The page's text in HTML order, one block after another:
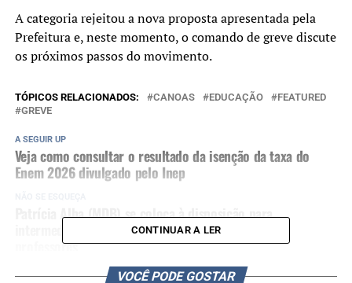
A categoria rejeitou a nova proposta apresentada pela
Prefeitura e, neste momento, o comando de greve discute
os próximos passos do movimento.
TÓPICOS RELACIONADOS: CANOAS EDUCAÇÃO
FEATURED
GREVE
A SEGUIR UP
Veja como consultar o resultado da isenção da taxa do
Enem 2026 divulgado pelo Inep
Patrícia Alba (MDB) se coloca à disposição para
intermediar diálogo entre Prefeitura de Canoas e
professores
CONTINUAR A LER
VOCÊ PODE GOSTAR